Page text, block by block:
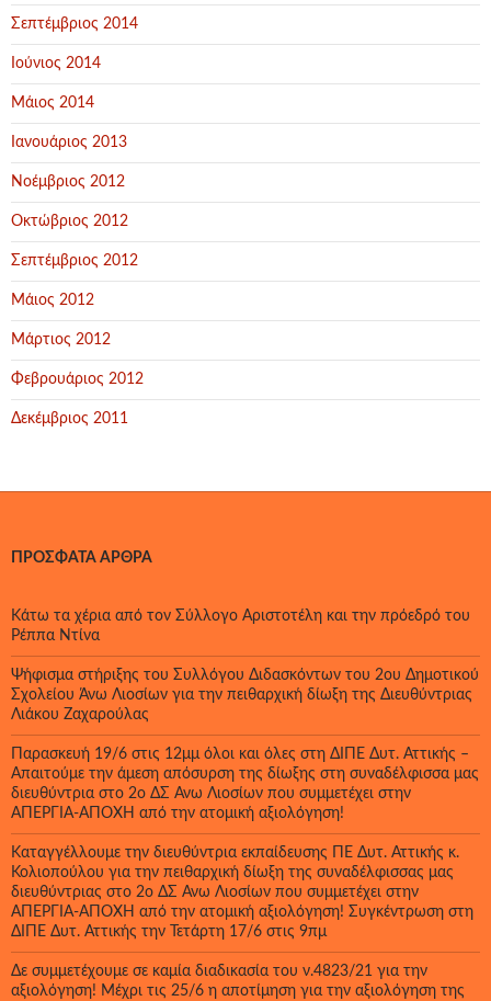
Σεπτέμβριος 2014
Ιούνιος 2014
Μάιος 2014
Ιανουάριος 2013
Νοέμβριος 2012
Οκτώβριος 2012
Σεπτέμβριος 2012
Μάιος 2012
Μάρτιος 2012
Φεβρουάριος 2012
Δεκέμβριος 2011
ΠΡΌΣΦΑΤΑ ΆΡΘΡΑ
Κάτω τα χέρια από τον Σύλλογο Αριστοτέλη και την πρόεδρό του
Ρέππα Ντίνα
Ψήφισμα στήριξης του Συλλόγου Διδασκόντων του 2ου Δημοτικού
Σχολείου Άνω Λιοσίων για την πειθαρχική δίωξη της Διευθύντριας
Λιάκου Ζαχαρούλας
Παρασκευή 19/6 στις 12μμ όλοι και όλες στη ΔΙΠΕ Δυτ. Αττικής –
Απαιτούμε την άμεση απόσυρση της δίωξης στη συναδέλφισσα μας
διευθύντρια στο 2ο ΔΣ Άνω Λιοσίων που συμμετέχει στην
ΑΠΕΡΓΙΑ-ΑΠΟΧΗ από την ατομική αξιολόγηση!
Καταγγέλλουμε την διευθύντρια εκπαίδευσης ΠΕ Δυτ. Αττικής κ.
Κολιοπούλου για την πειθαρχική δίωξη της συναδέλφισσας μας
διευθύντριας στο 2ο ΔΣ Άνω Λιοσίων που συμμετέχει στην
ΑΠΕΡΓΙΑ-ΑΠΟΧΗ από την ατομική αξιολόγηση! Συγκέντρωση στη
ΔΙΠΕ Δυτ. Αττικής την Τετάρτη 17/6 στις 9πμ
Δε συμμετέχουμε σε καμία διαδικασία του ν.4823/21 για την
αξιολόγηση! Μέχρι τις 25/6 η αποτίμηση για την αξιολόγηση της